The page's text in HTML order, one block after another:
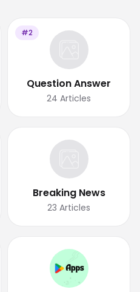
#2
Question Answer
24 Articles
Breaking News
23 Articles